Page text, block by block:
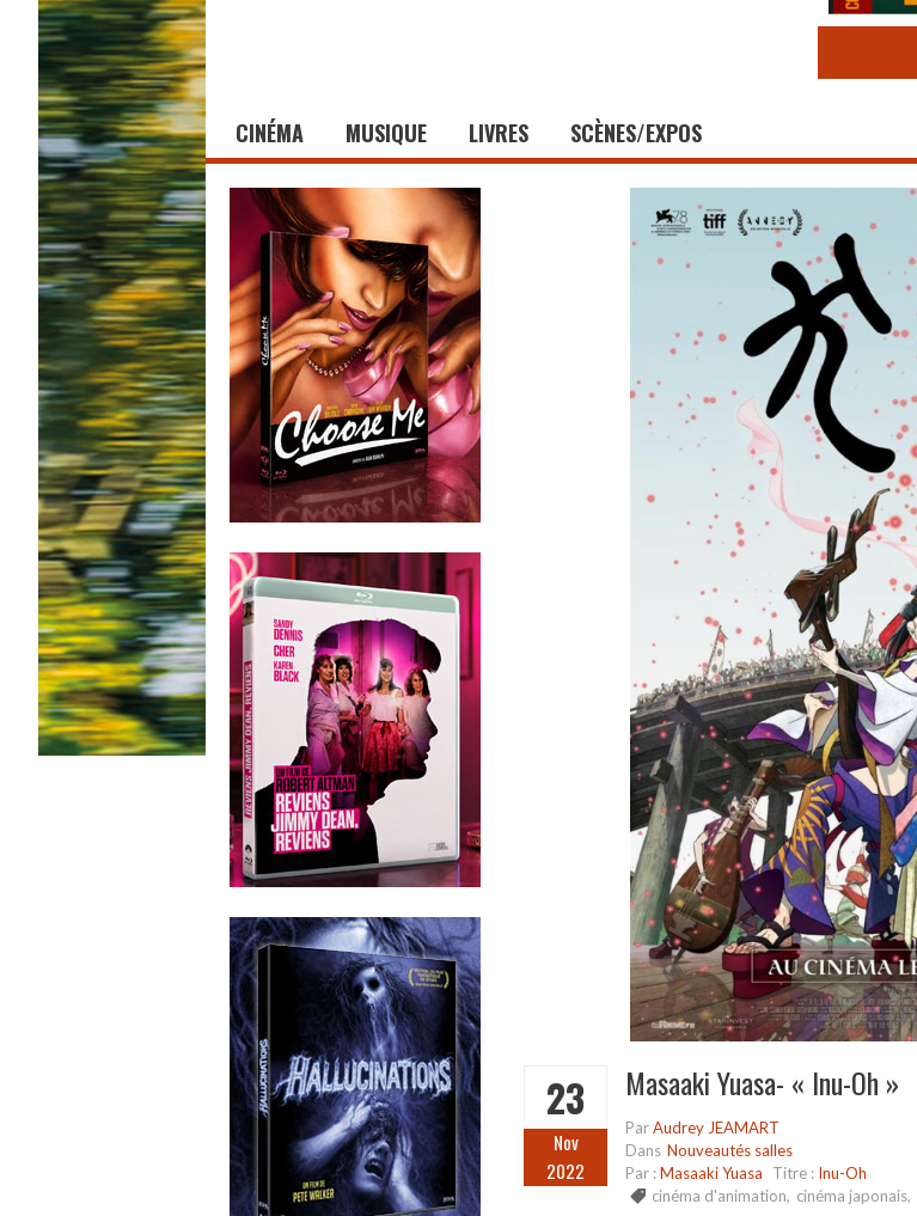
CINÉMA MUSIQUE LIVRES SCÈNES/EXPOS
23
Nov
2022
Masaaki Yuasa- « Inu-Oh »
ParAudrey JEAMART
Dans Nouveautés salles
Par :Masaaki Yuasa Titre : Inu-Oh
cinéma d'animation, cinéma japonais,